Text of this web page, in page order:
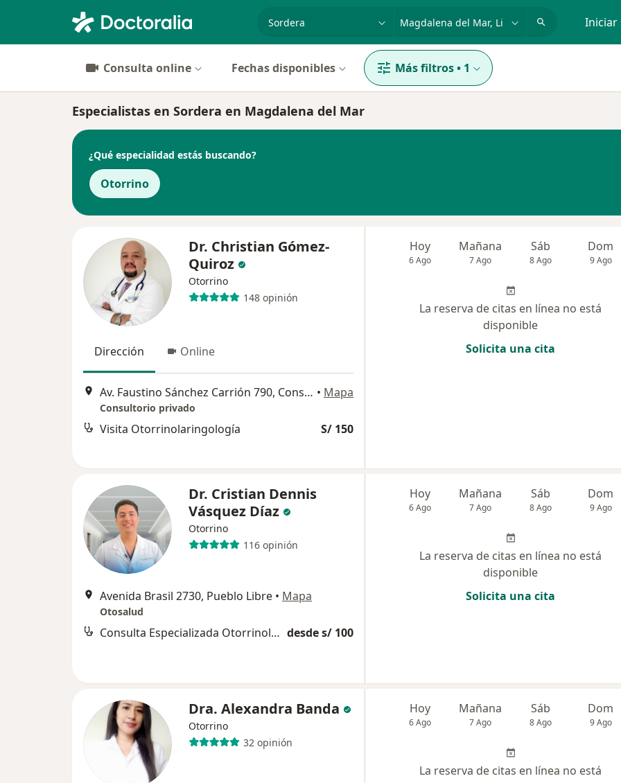
Iniciar
Consulta online Fechas disponibles Más filtros• 1
Especialistas en Sordera en Magdalena del Mar
¿Qué especialidad estás buscando?
Otorrino
Dr. Christian Gómez-
Quiroz
Otorrino
148 opinión
Dirección Online
Av. Faustino Sánchez Carrión 790, Consultorio 1503, Magdalena del Mar • Mapa
Consultorio privado
Visita Otorrinolaringología S/ 150
Hoy
6 Ago
Mañana
7 Ago
Sáb
8 Ago
Dom
9 Ago
La reserva de citas en línea no está
disponible
Solicita una cita
Dr. Cristian Dennis
Vásquez Díaz
Otorrino
116 opinión
Avenida Brasil 2730, Pueblo Libre • Mapa
Otosalud
Consulta Especializada Otorrinolaringológica desde s/ 100
Hoy
6 Ago
Mañana
7 Ago
Sáb
8 Ago
Dom
9 Ago
La reserva de citas en línea no está
disponible
Solicita una cita
Dra. Alexandra Banda
Otorrino
32 opinión
Hoy
6 Ago
Mañana
7 Ago
Sáb
8 Ago
Dom
9 Ago
La reserva de citas en línea no está